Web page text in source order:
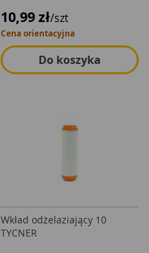
10,99 zł/szt
Cena orientacyjna
Do koszyka
Wkład odżelaziający 10
TYCNER